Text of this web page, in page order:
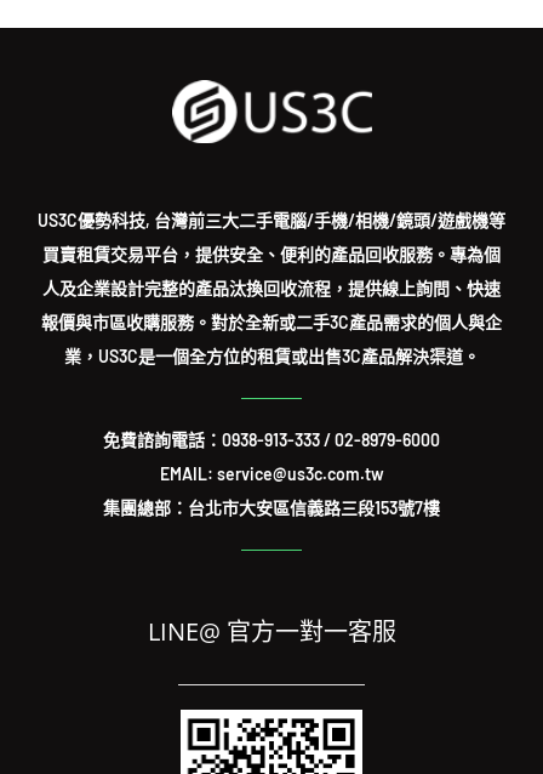
US3C優勢科技, 台灣前三大二手電腦/手機/相機/鏡頭/遊戲機等
買賣租賃交易平台，提供安全、便利的產品回收服務。專為個
人及企業設計完整的產品汰換回收流程，提供線上詢問、快速
報價與市區收購服務。對於全新或二手3C產品需求的個人與企
業，US3C是一個全方位的租賃或出售3C產品解決渠道。
免費諮詢電話： 0938-913-333/02-8979-6000
EMAIL: service@us3c.com.tw
集團總部：台北市大安區信義路三段153號7樓
LINE@ 官方一對一客服